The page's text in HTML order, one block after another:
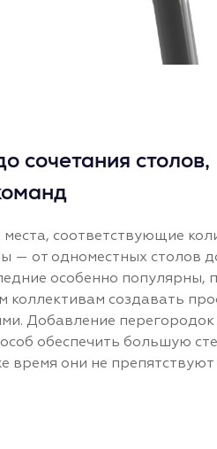
сочетания столов,
соответствующие
— от одноместных столов
особенно популярны,
создавать
Добавление
обеспечить большую
время они не